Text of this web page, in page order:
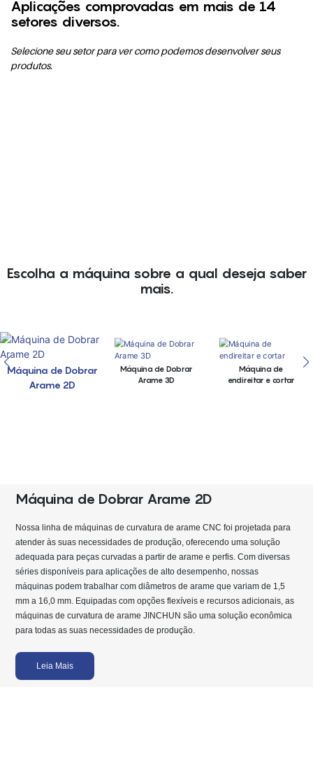
Aplicações comprovadas em mais de 14
setores diversos.
Selecione seu setor para ver como podemos desenvolver seus
produtos.
Escolha a máquina sobre a qual deseja saber
mais.
Máquina de Dobrar
Arame 2D
Máquina de Dobrar
Arame 3D
Máquina de
endireitar e cortar
Máquina de Dobrar Arame 2D
Nossa linha de máquinas de curvatura de arame CNC foi projetada para
atender às suas necessidades de produção, oferecendo uma solução
adequada para peças curvadas a partir de arame e perfis. Com diversas
séries disponíveis para aplicações de alto desempenho, nossas
máquinas podem trabalhar com diâmetros de arame que variam de 1,5
mm a 16,0 mm. Equipadas com opções flexíveis e recursos adicionais, as
máquinas de curvatura de arame JINCHUN são uma solução econômica
para todas as suas necessidades de produção.
Leia Mais